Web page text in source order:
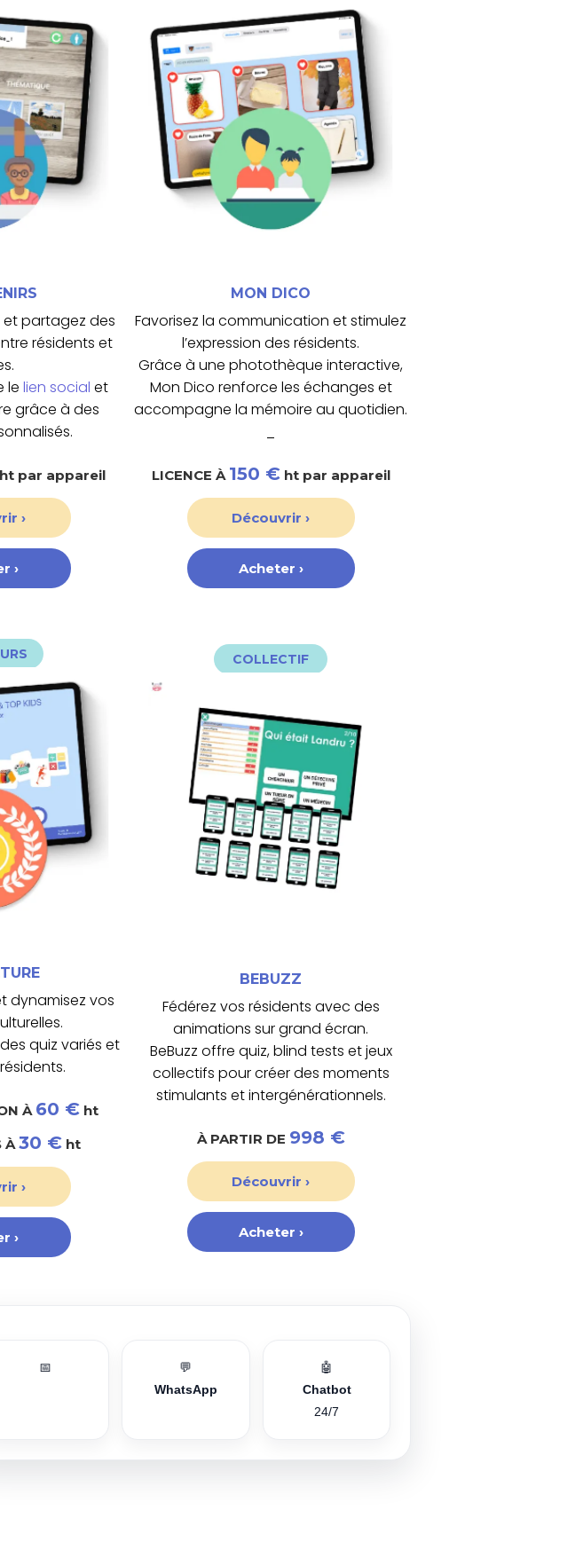
des
! Avec E-
en
des années
des fiches
questions
l’échange.
et partagez des
résidents et
lelien social et
grâce à des
ht par appareil
›
›
MON DICO
Mon Dico permet de communiquer
plus facilement avec une
bibliothèque d’images
personnalisables. Des
fonctionnalités clefs (ajout de
photos, mise en favoris, lecture
audio…) pour favoriser l’échange.
MON DICO
Favorisez la communication et stimulez
l’expression des résidents.
Grâce à une photothèque interactive,
Mon Dico renforce les échanges et
accompagne la mémoire au quotidien.
LICENCE À 150 €ht par appareil
Découvrir ›
Acheter ›
des quiz
stimuler la
et les
animations
la
les capacités
la dynamique
dynamisez vos
quiz variés et
À 60 € ht
À30 € ht
›
›
COLLECTIF
BEBUZZ
BeBuzz dynamise les animations
collectives avec des quiz, blind
tests et jeux interactifs projetés sur
grand écran.
Il favorise la participation active,
stimule les fonctions cognitives et
crée une ambiance conviviale et
engageante pour tous.
BEBUZZ
Fédérez vos résidents avec des
animations sur grand écran.
BeBuzz offre quiz, blind tests et jeux
collectifs pour créer des moments
stimulants et intergénérationnels.
À PARTIR DE 998 €
Découvrir ›
Acheter ›
📅
💬
WhatsApp
🤖
Chatbot
24/7